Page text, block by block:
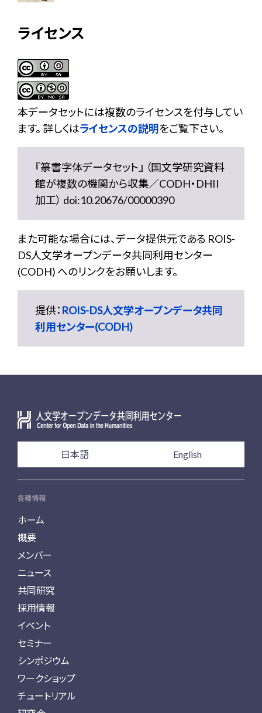
ライセンス
本データセットには複数のライセンスを付与してい
ます。 詳しくはライセンスの説明をご覧下さい。
『篆書字体データセット』 （国文学研究資料
館が複数の機関から収集／CODH・DHII
加工） doi:10.20676/00000390
また可能な場合には、データ提供元である ROIS-
DS人文学オープンデータ共同利用センター
(CODH) へのリンクをお願いします。
提供： ROIS-DS人文学オープンデータ共同
利用センター(CODH)
日本語 English
各種情報
ホーム
概要
メンバー
ニュース
共同研究
採用情報
イベント
セミナー
シンポジウム
ワークショップ
チュートリアル